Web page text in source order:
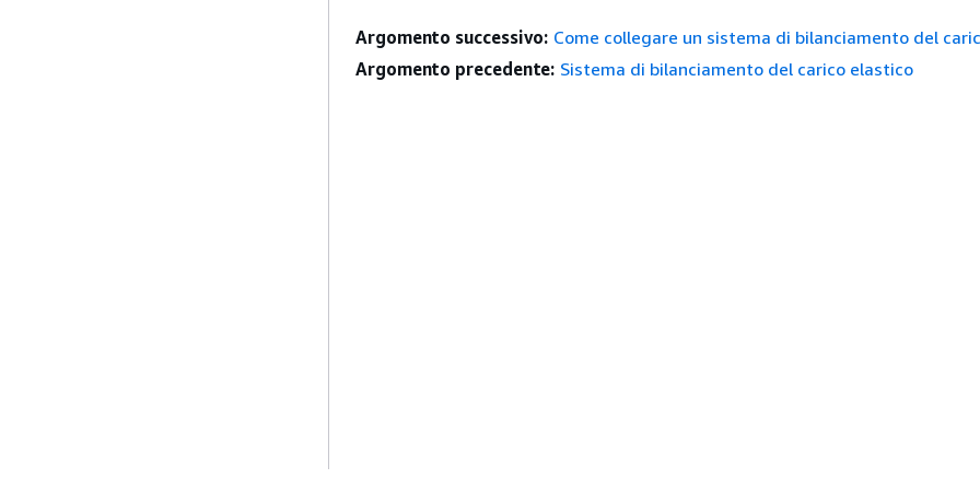
Argomento successivo: Come collegare un sistema di bilanciamento del
Argomento precedente: Sistema di bilanciamento del carico elastico